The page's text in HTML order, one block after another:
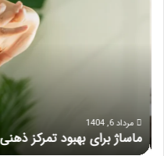
این
ماساژ
حواس‌جمع
شوید!
مرداد 6, 1404
ماساژ برای بهبود تمرکز